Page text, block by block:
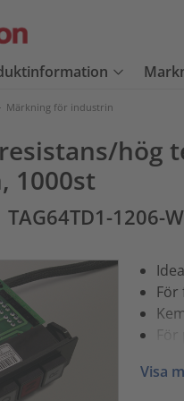
Märkning för industrin
hög
1000st
TAG64TD1-1206-
För
Visa